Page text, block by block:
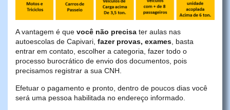
A vantagem é que você não precisa ter aulas nas
autoescolas de Capivari, fazer provas, exames, basta
entrar em contato, escolher a categoria, fazer todo o
processo burocrático de envio dos documentos, pois
precisamos registrar a sua CNH.
Efetuar o pagamento e pronto, dentro de poucos dias você
será uma pessoa habilitada no endereço informado.